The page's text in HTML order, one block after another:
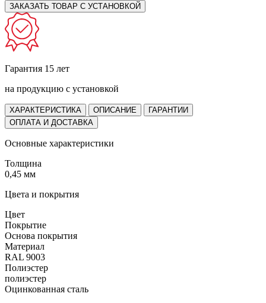
ЗАКАЗАТЬ ТОВАР С УСТАНОВКОЙ
Гарантия 15 лет
на продукцию с установкой
ХАРАКТЕРИСТИКА ОПИСАНИЕ
ГАРАНТИИ
ОПЛАТА И ДОСТАВКА
Основные характеристики
Толщина
0,45 мм
Цвета и покрытия
Цвет
Покрытие
Основа покрытия
Материал
RAL 9003
Полиэстер
полиэстер
Оцинкованная сталь